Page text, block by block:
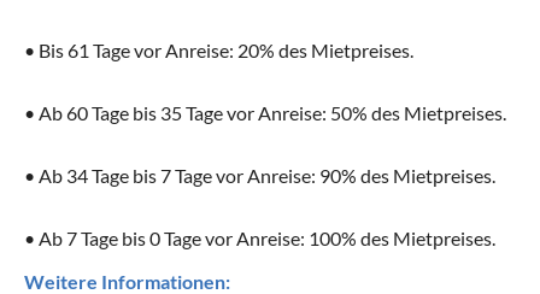
• Ab 7 Tage bis 0 Tage vor Anreise: 100% des Mietpreises.
Weitere Informationen: